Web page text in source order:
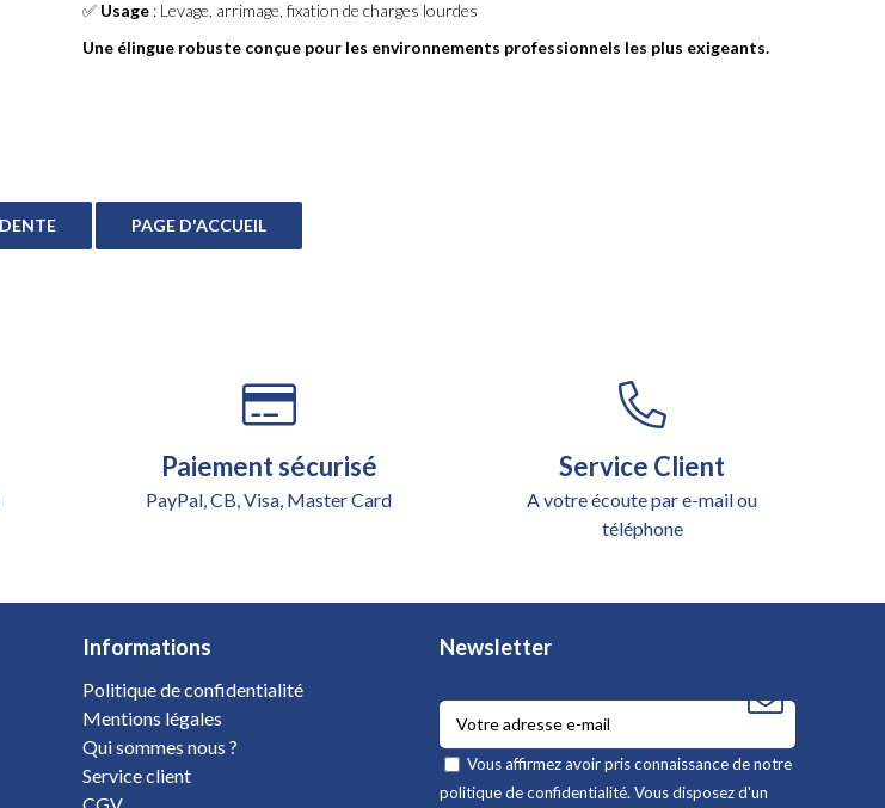
✅ Usage : Levage, arrimage, fixation de charges lourdes
Une élingue robuste conçue pour les environnements professionnels les plus exigeants.
Paiement sécurisé
PayPal, CB, Visa, Master Card
Service Client
A votre écoute par e-mail ou
téléphone
Informations
Politique de confidentialité
Mentions légales
Qui sommes nous ?
Service client
Newsletter
Vous affirmez avoir pris connaissance de notre
politique de confidentialité. Vous disposez d'un